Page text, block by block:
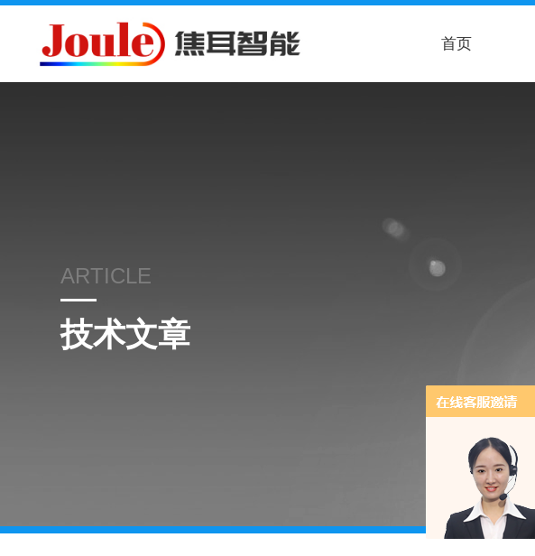
首页
ARTICLE
技术文章